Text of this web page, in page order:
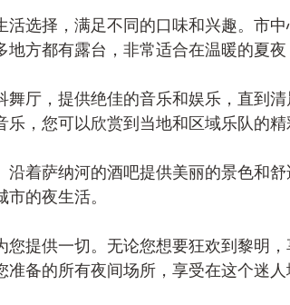
选择，满足不同的口味和兴趣。市
方都有露台，非常适合在温暖的夏夜
厅，提供绝佳的音乐和娱乐，直到
，您可以欣赏到当地和区域乐队的精
着萨纳河的酒吧提供美丽的景色和
的夜生活。
提供一切。无论您想要狂欢到黎明
备的所有夜间场所，享受在这个迷人